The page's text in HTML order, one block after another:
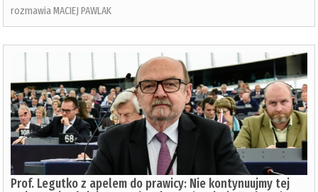
rozmawia MACIEJ PAWLAK
Prof. Legutko z apelem do prawicy: Nie kontynuujmy tej